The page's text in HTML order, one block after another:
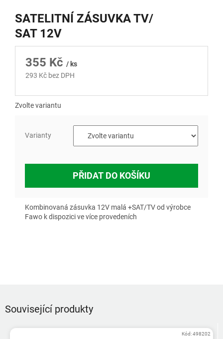
SATELITNÍ ZÁSUVKA TV/
SAT 12V
355 Kč / ks
293 Kč bez DPH
Zvolte variantu
Varianty
PŘIDAT DO KOŠÍKU
Kombinovaná zásuvka 12V malá +SAT/TV od výrobce
Fawo k dispozici ve více provedeních
Související produkty
Kód:498202